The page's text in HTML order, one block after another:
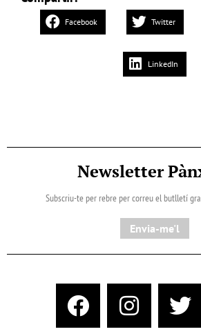
Facebook Twitter
LinkedIn
Newsletter
Subscriu-te per rebre per correu el butlletí
Envia-me'l